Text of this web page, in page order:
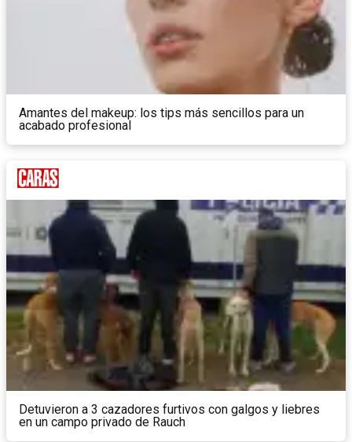
Amantes del makeup: los tips más sencillos para un
acabado profesional
Detuvieron a 3 cazadores furtivos con galgos y liebres
en un campo privado de Rauch